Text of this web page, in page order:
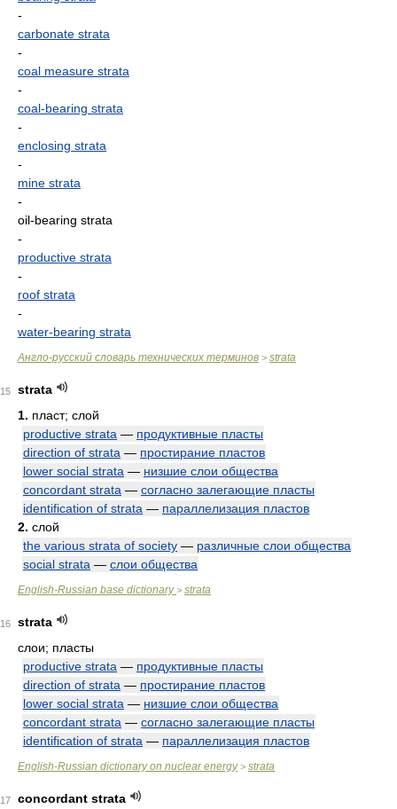
-
carbonate strata
-
coal measure strata
-
coal-bearing strata
-
enclosing strata
-
mine strata
-
oil-bearing strata
-
productive strata
-
roof strata
-
water-bearing strata
Англо-русский словарь технических терминов > strata
15
strata
1. пласт; слой
productive strata — продуктивные пласты
direction of strata — простирание пластов
lower social strata — низшие слои общества
concordant strata — согласно залегающие пласты
identification of strata — параллелизация пластов
2. слой
the various strata of society — различные слои общества
social strata — слои общества
English-Russian base dictionary> strata
16
strata
слои; пласты
productive strata — продуктивные пласты
direction of strata — простирание пластов
lower social strata — низшие слои общества
concordant strata — согласно залегающие пласты
identification of strata — параллелизация пластов
English-Russian dictionary on nuclear energy> strata
17 concordant strata